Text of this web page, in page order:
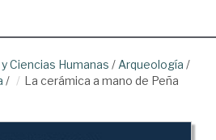
Ciencias Humanas / Arqueología /
/
La cerámica a mano de Peña